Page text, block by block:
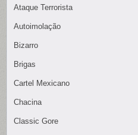
Ataque Terrorista
Autoimolação
Bizarro
Brigas
Cartel Mexicano
Chacina
Classic Gore